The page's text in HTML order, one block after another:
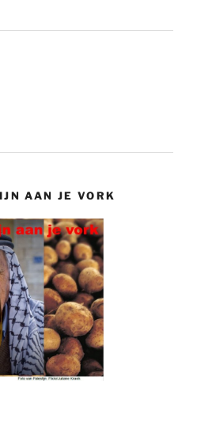
AAN JE VORK